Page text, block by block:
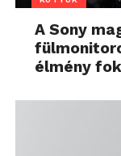
A Sony
élmény